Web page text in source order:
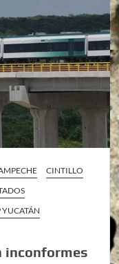
CINTILLO
YUCATÁN
inconformes